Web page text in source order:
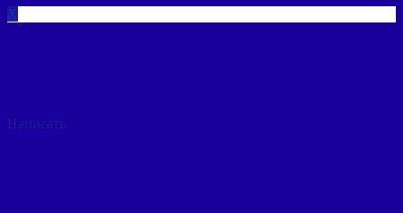
X
Написать